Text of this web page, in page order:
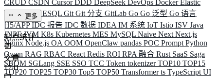
CRUD CSDN CursorDDD DeepSeek DevOps DockerElastic
ELK ElysiaESQL Git Git 分支 GitLab Go Go 泛型 Go 语言
H5/APPIDC 报告 IDC 数据 IDEA IM 系统 IoT Istio ISV Java
JNPFJVM K8s Kubernetes MES MySQL Naive Next Next.js
NginxNode.js OA OOM OpenClaw pandas POC Prompt Python
Qwen RAG RBAC React Redis ROI RPA 融合 Rust SaaS Saga
SBOM SGLang SSE SSO TCC Token tokenizerTOP10 TOP15
TOP20 TOP25 TOP30 Top5 TOP50 Transformerts TypeScript UI
更多
站点统计
文章
1741